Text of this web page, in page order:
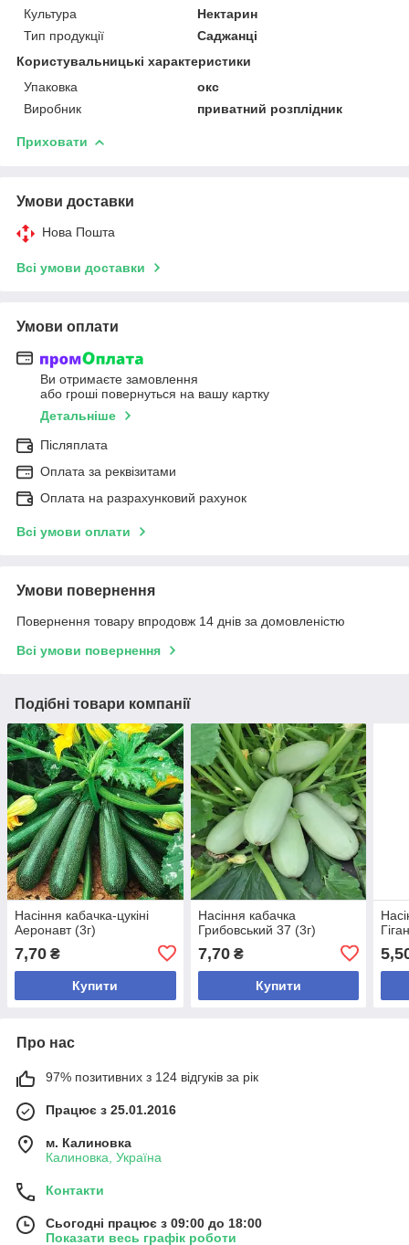
Культура
Нектарин
Тип продукції
Саджанці
Користувальницькі характеристики
Упаковка
окс
Виробник
приватний розплідник
Приховати
Умови доставки
Нова Пошта
Всі умови доставки
Умови оплати
Ви отримаєте замовлення
або гроші повернуться на вашу картку
Детальніше
Післяплата
Оплата за реквізитами
Оплата на разрахунковий рахунок
Всі умови оплати
Умови повернення
Повернення товару впродовж 14 днів за домовленістю
Всі умови повернення
Подібні товари компанії
Насіння кабачка-цукіні
Аеронавт (3г)
7,70 ₴
Купити
Насіння кабачка
Грибовський 37 (3г)
7,70₴
Купити
Про нас
97% позитивних з 124 відгуків за рік
Працює з 25.01.2016
м. Калиновка
Калиновка, Україна
Контакти
Сьогодні працює з 09:00 до 18:00
Показати весь графік роботи